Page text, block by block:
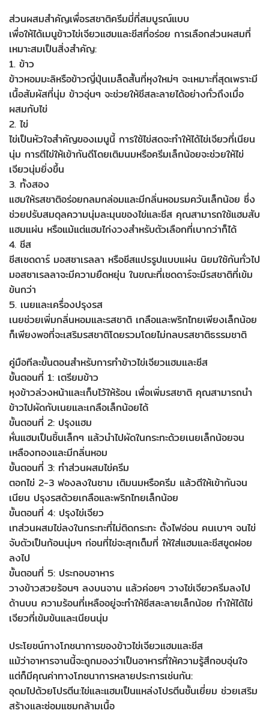
ส่วนผสมสำคัญเพื่อรสชาติครีมมี่ที่สมบูรณ์แบบ
เพื่อให้ได้เมนูข้าวไข่เจียวแฮมและชีสที่อร่อย การเลือกส่วนผสมที่
เหมาะสมเป็นสิ่งสำคัญ:
1. ข้าว
ข้าวหอมมะลิหรือข้าวญี่ปุ่นเมล็ดสั้นที่หุงใหม่ๆ จะเหมาะที่สุดเพราะมี
เนื้อสัมผัสที่นุ่ม ข้าวอุ่นๆ จะช่วยให้ชีสละลายได้อย่างทั่วถึงเมื่อ
ผสมกับไข่
2. ไข่
ไข่เป็นหัวใจสำคัญของเมนูนี้ การใช้ไข่สดจะทำให้ได้ไข่เจียวที่เนียน
นุ่ม การตีไข่ให้เข้ากันดีโดยเติมนมหรือครีมเล็กน้อยจะช่วยให้ไข่
เจียวนุ่มยิ่งขึ้น
3. ทั้งสอง
แฮมให้รสชาติอร่อยกลมกล่อมและมีกลิ่นหอมรมควันเล็กน้อย ซึ่ง
ช่วยปรับสมดุลความนุ่มละมุนของไข่และชีส คุณสามารถใช้แฮมสับ
แฮมแผ่น หรือแม้แต่แฮมไก่งวงสำหรับตัวเลือกที่เบากว่าก็ได้
4. ชีส
ชีสเชดดาร์ มอสซาเรลลา หรือชีสแปรรูปแบบแผ่น นิยมใช้กันทั่วไป
มอสซาเรลลาจะมีความยืดหยุ่น ในขณะที่เชดดาร์จะมีรสชาติที่เข้ม
ข้นกว่า
5. เนยและเครื่องปรุงรส
เนยช่วยเพิ่มกลิ่นหอมและรสชาติ เกลือและพริกไทยเพียงเล็กน้อย
ก็เพียงพอที่จะเสริมรสชาติโดยรวมโดยไม่กลบรสชาติธรรมชาติ
คู่มือทีละขั้นตอนสำหรับการทำข้าวไข่เจียวแฮมและชีส
ขั้นตอนที่ 1: เตรียมข้าว
หุงข้าวล่วงหน้าและเก็บไว้ให้ร้อน เพื่อเพิ่มรสชาติ คุณสามารถนำ
ข้าวไปผัดกับเนยและเกลือเล็กน้อยได้
ขั้นตอนที่ 2: ปรุงแฮม
หั่นแฮมเป็นชิ้นเล็กๆ แล้วนำไปผัดในกระทะด้วยเนยเล็กน้อยจน
เหลืองทองและมีกลิ่นหอม
ขั้นตอนที่ 3: ทำส่วนผสมไข่ครีม
ตอกไข่ 2-3 ฟองลงในชาม เติมนมหรือครีม แล้วตีให้เข้ากันจน
เนียน ปรุงรสด้วยเกลือและพริกไทยเล็กน้อย
ขั้นตอนที่ 4: ปรุงไข่เจียว
เทส่วนผสมไข่ลงในกระทะที่ไม่ติดกระทะ ตั้งไฟอ่อน คนเบาๆ จนไข่
จับตัวเป็นก้อนนุ่มๆ ก่อนที่ไข่จะสุกเต็มที่ ให้ใส่แฮมและชีสขูดฝอย
ลงไป
ขั้นตอนที่ 5: ประกอบอาหาร
วางข้าวสวยร้อนๆ ลงบนจาน แล้วค่อยๆ วางไข่เจียวครีมลงไป
ด้านบน ความร้อนที่เหลืออยู่จะทำให้ชีสละลายเล็กน้อย ทำให้ได้ไข่
เจียวที่เข้มข้นและเนียนนุ่ม
ประโยชน์ทางโภชนาการของข้าวไข่เจียวแฮมและชีส
แม้ว่าอาหารจานนี้จะถูกมองว่าเป็นอาหารที่ให้ความรู้สึกอบอุ่นใจ
แต่ก็มีคุณค่าทางโภชนาการหลายประการเช่นกัน:
อุดมไปด้วยโปรตีน:ไข่และแฮมเป็นแหล่งโปรตีนชั้นเยี่ยม ช่วยเสริม
สร้างและซ่อมแซมกล้ามเนื้อ